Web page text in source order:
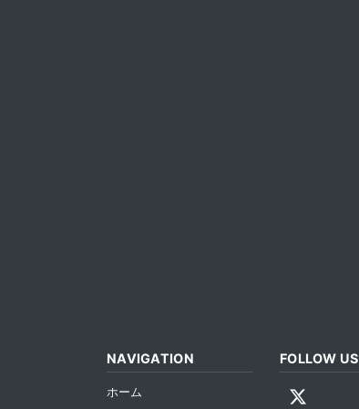
NAVIGATION
ホーム
FOLLOW US